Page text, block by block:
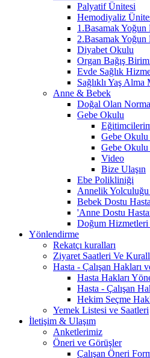
Palyatif Ünitesi
Hemodiyaliz
1.Basamak Yoğun
2.Basamak Yoğun
Diyabet Okulu
Organ Bağış
Evde Sağlık
Sağlıklı Yaş Alma
Anne & Bebek
Doğal Olan
Gebe Okulu
Gebe Okulu
Gebe
Video
Bize Ulaşın
Ebe Polikliniği
Annelik Yolculuğu
Bebek Dostu
'Anne Dostu
Doğum
Yönlendirme
Rekatçı kuralları
Ziyaret Saatleri Ve
Hasta - Çalışan Hakları
Hasta Hakları
Hasta - Çalışan
Hekim Seçme
Yemek Listesi ve Saatleri
İletişim & Ulaşım
Anketlerimiz
Öneri ve Görüşler
Çalışan Öneri